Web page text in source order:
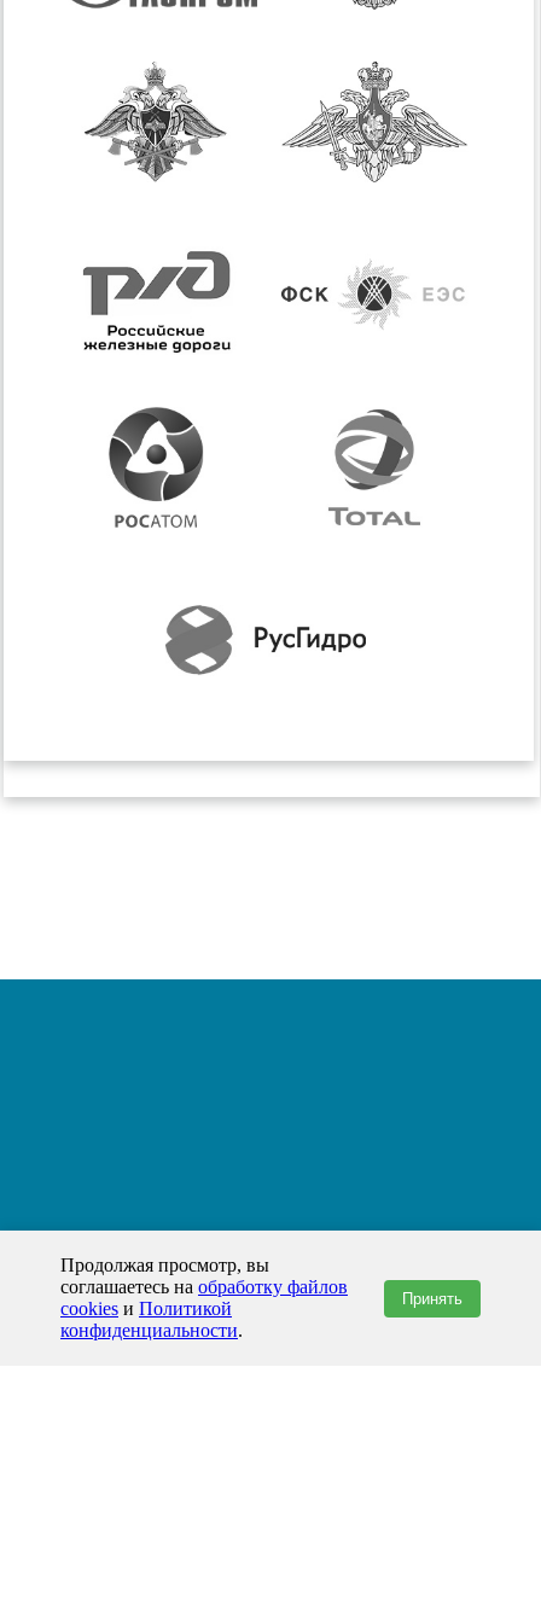
Продолжая просмотр, вы
соглашаетесь на обработку файлов
cookies и Политикой
конфиденциальности.
Принять